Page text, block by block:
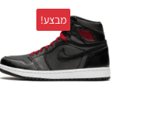
מבצע!